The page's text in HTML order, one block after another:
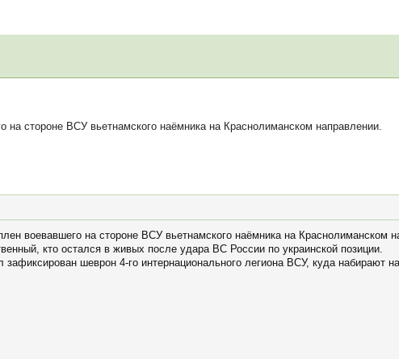
стороне ВСУ вьетнамского наёмника на Краснолиманском направлении.
воевавшего на стороне ВСУ вьетнамского наёмника на Краснолиманском
кто остался в живых после удара ВС России по украинской позиции.
шеврон 4-го интернационального легиона ВСУ, куда набирают